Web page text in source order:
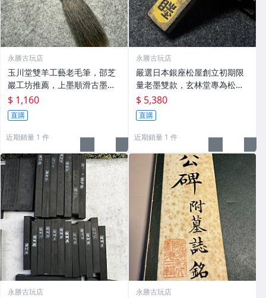
永勝古玩店
玉川堂雙羊工藝老毛筆，邵芝
巖工坊推薦，上墨順滑古墨專
用 老墨 冬青 老筆
$ 1,160
直購
近期銷量 1 件
永勝古玩店
嚴選日本銀座松屋創立初期限
量老墨雙款，玄林堂專為松屋
打造，重量22.5g，適合收藏
及品味民國時期古雅文化 文房
用具 民國古墨 收藏文玩
$ 5,380
直購
近期銷量 1 件
永勝古玩店 永勝古玩店